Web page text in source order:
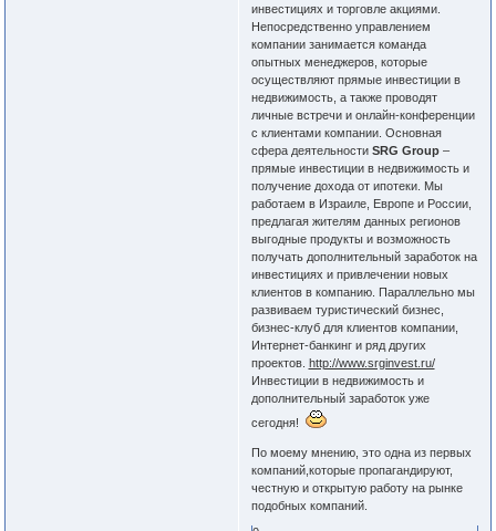
инвестициях и торговле акциями.
Непосредственно управлением
компании занимается команда
опытных менеджеров, которые
осуществляют прямые инвестиции в
недвижимость, а также проводят
личные встречи и онлайн-конференции
с клиентами компании. Основная
сфера деятельности SRG Group–
прямые инвестиции в недвижимость и
получение дохода от ипотеки. Мы
работаем в Израиле, Европе и России,
предлагая жителям данных регионов
выгодные продукты и возможность
получать дополнительный заработок на
инвестициях и привлечении новых
клиентов в компанию. Параллельно мы
развиваем туристический бизнес,
бизнес-клуб для клиентов компании,
Интернет-банкинг и ряд других
проектов. http://www.srginvest.ru/
Инвестиции в недвижимость и
дополнительный заработок уже
сегодня!
По моему мнению, это одна из первых
компаний,которые пропагандируют,
честную и открытую работу на рынке
подобных компаний.